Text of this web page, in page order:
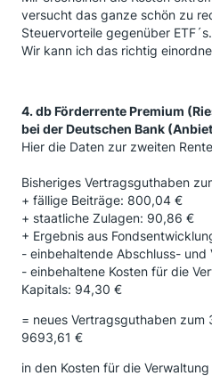
versucht das ganze schön zu
Steuervorteile gegenüber ETF´s.
Wir kann ich das richtig
4.db Förderrente Premium
bei der Deutschen Bank
Hier die Daten zur zweiten
Bisheriges Vertragsguthaben
+ fällige Beiträge: 800,04 €
+ staatliche Zulagen: 90,86 €
+ Ergebnis aus
- einbehaltende Abschluss-
- einbehaltene Kosten für die
Kapitals: 94,30 €
= neues Vertragsguthaben zum
9693,61 €
in den Kosten für die